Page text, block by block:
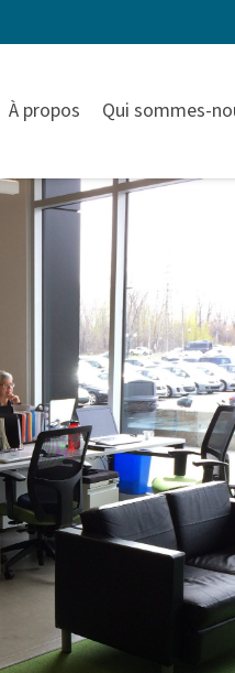
À propos Qui sommes-